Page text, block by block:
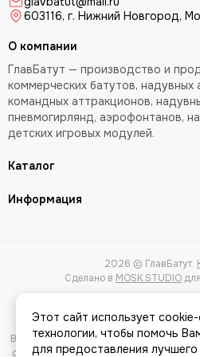
603116, г. Нижний Новгород,
Каталог
Информация
О компании
ГлавБатут — производство и
коммерческих батутов, надувных
командных аттракционов,
пневмогирлянд, аэрофонтанов,
детских игровых модулей.
2026 © ГлавБатут.
Сделано в MOSK.STUDIO
Вся представленная на сайте
стоимости товаров и услуг, носит
Этот сайт использует
технологии, чтобы помочь
для предоставления лучшего